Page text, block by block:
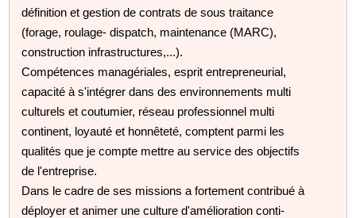
définition et gestion de contrats de sous traitance
(forage, roulage- dispatch, maintenance (MARC),
construction infrastructures,...).
Compétences managériales, esprit entrepreneurial,
capacité à s'intégrer dans des environnements multi
culturels et coutumier, réseau professionnel multi
continent, loyauté et honnêteté, comptent parmi les
qualités que je compte mettre au service des objectifs
de l'entreprise.
Dans le cadre de ses missions a fortement contribué à
déployer et animer une culture d'amélioration conti-